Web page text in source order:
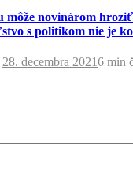
môže novinárom
s politikom nie je
28. decembra 20216 min